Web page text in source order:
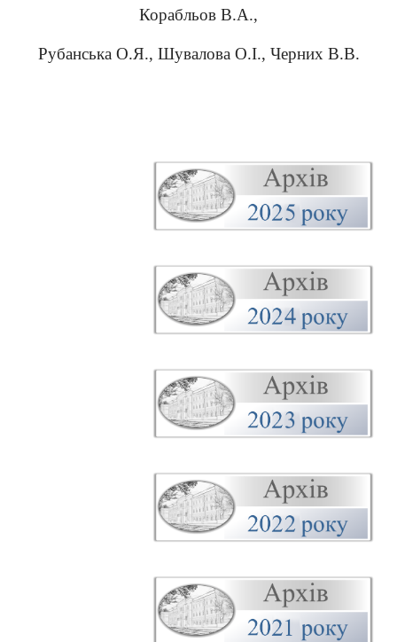
Корабльов В.А.,
Рубанська О.Я., Шувалова О.І., Черних В.В.